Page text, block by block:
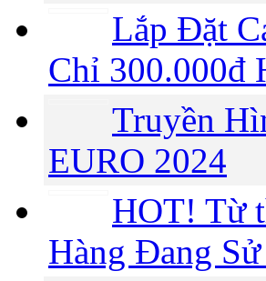
Lắp Đặt
Chỉ 300.000đ
Truyền
EURO 2024
HOT! Từ
Hàng Đang